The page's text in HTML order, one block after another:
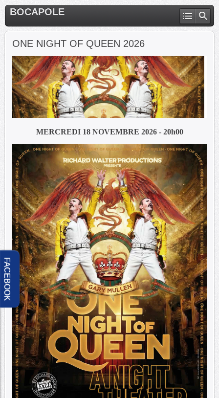
BOCAPOLE
ONE NIGHT OF QUEEN 2026
MERCREDI 18 NOVEMBRE 2026 - 20h00
FACEBOOK